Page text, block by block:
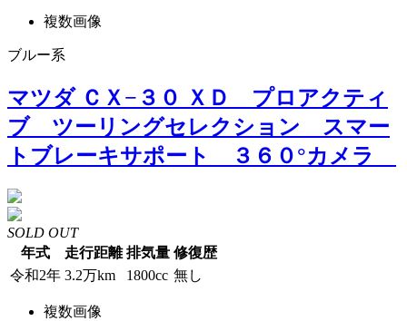
複数画像
ブルー系
マツダ ＣＸ−３０ ＸＤ プロアクティ
ブ ツーリングセレクション スマー
トブレーキサポート ３６０°カメラ
SOLD OUT
年式
走行距離 排気量 修復歴
令和2年 3.2万km 1800cc 無し
複数画像